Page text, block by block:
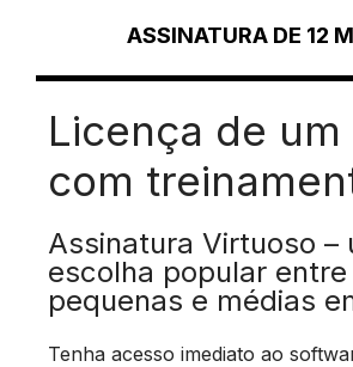
ASSINATURA DE 12
Licença de um
com
Assinatura Virtuoso –
escolha popular entre
pequenas e médias
Tenha acesso imediato ao